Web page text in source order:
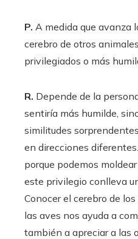
P. A medida que avanza
cerebro de otros
privilegiados o más
R. Depende de la
sentiría más humilde,
similitudes
en direcciones
porque podemos
este privilegio conlleva
Conocer el cerebro de
las aves nos ayuda a
también a apreciar a las